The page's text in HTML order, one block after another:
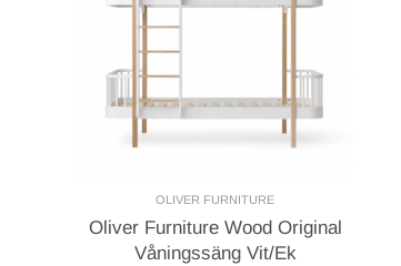
OLIVER FURNITURE
Oliver Furniture Wood Original
Våningssäng Vit/Ek